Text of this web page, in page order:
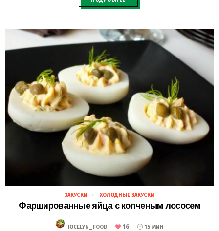
28.02.2021
ЗАКУСКИ ХОЛОДНЫЕ ЗАКУСКИ
Фаршированные яйца с копченым лососем
JOCELYN_FOOD 16 15 МИН